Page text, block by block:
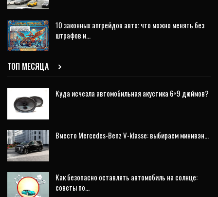
10 законных апгрейдов авто: что можно менять без
штрафов и…
ТОП МЕСЯЦА
Куда исчезла автомобильная акустика 6×9 дюймов?
Вместо Mercedes-Benz V-klasse: выбираем минивэн…
Как безопасно оставлять автомобиль на солнце:
советы по…